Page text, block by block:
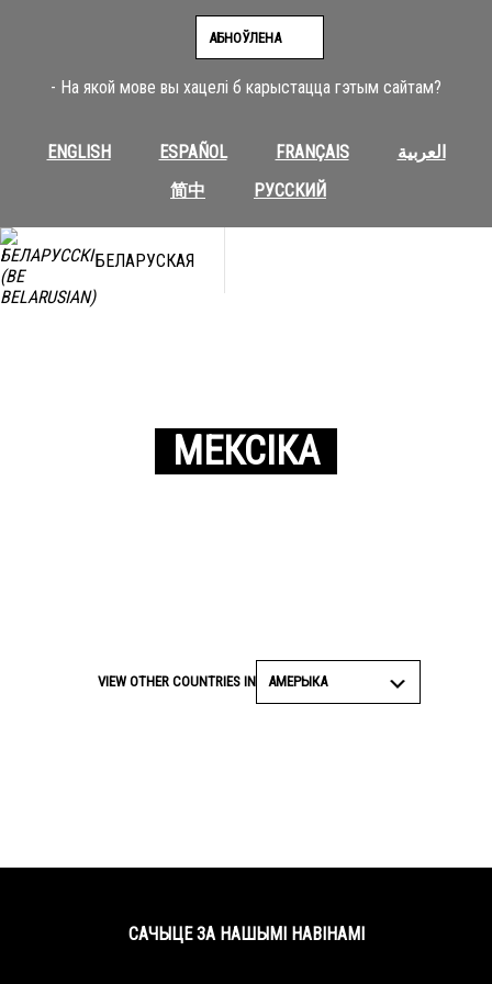
- На якой мове вы хацелі б карыстацца гэтым сайтам?
ENGLISH ESPAÑOL FRANÇAIS
العربية
简中
РУССКИЙ
АБНОЎЛЕНА
БЕЛАРУСКАЯ
МЕКСІКА
VIEW OTHER COUNTRIES IN АМЕРЫКА
САЧЫЦЕ ЗА НАШЫМІ НАВІНАМІ